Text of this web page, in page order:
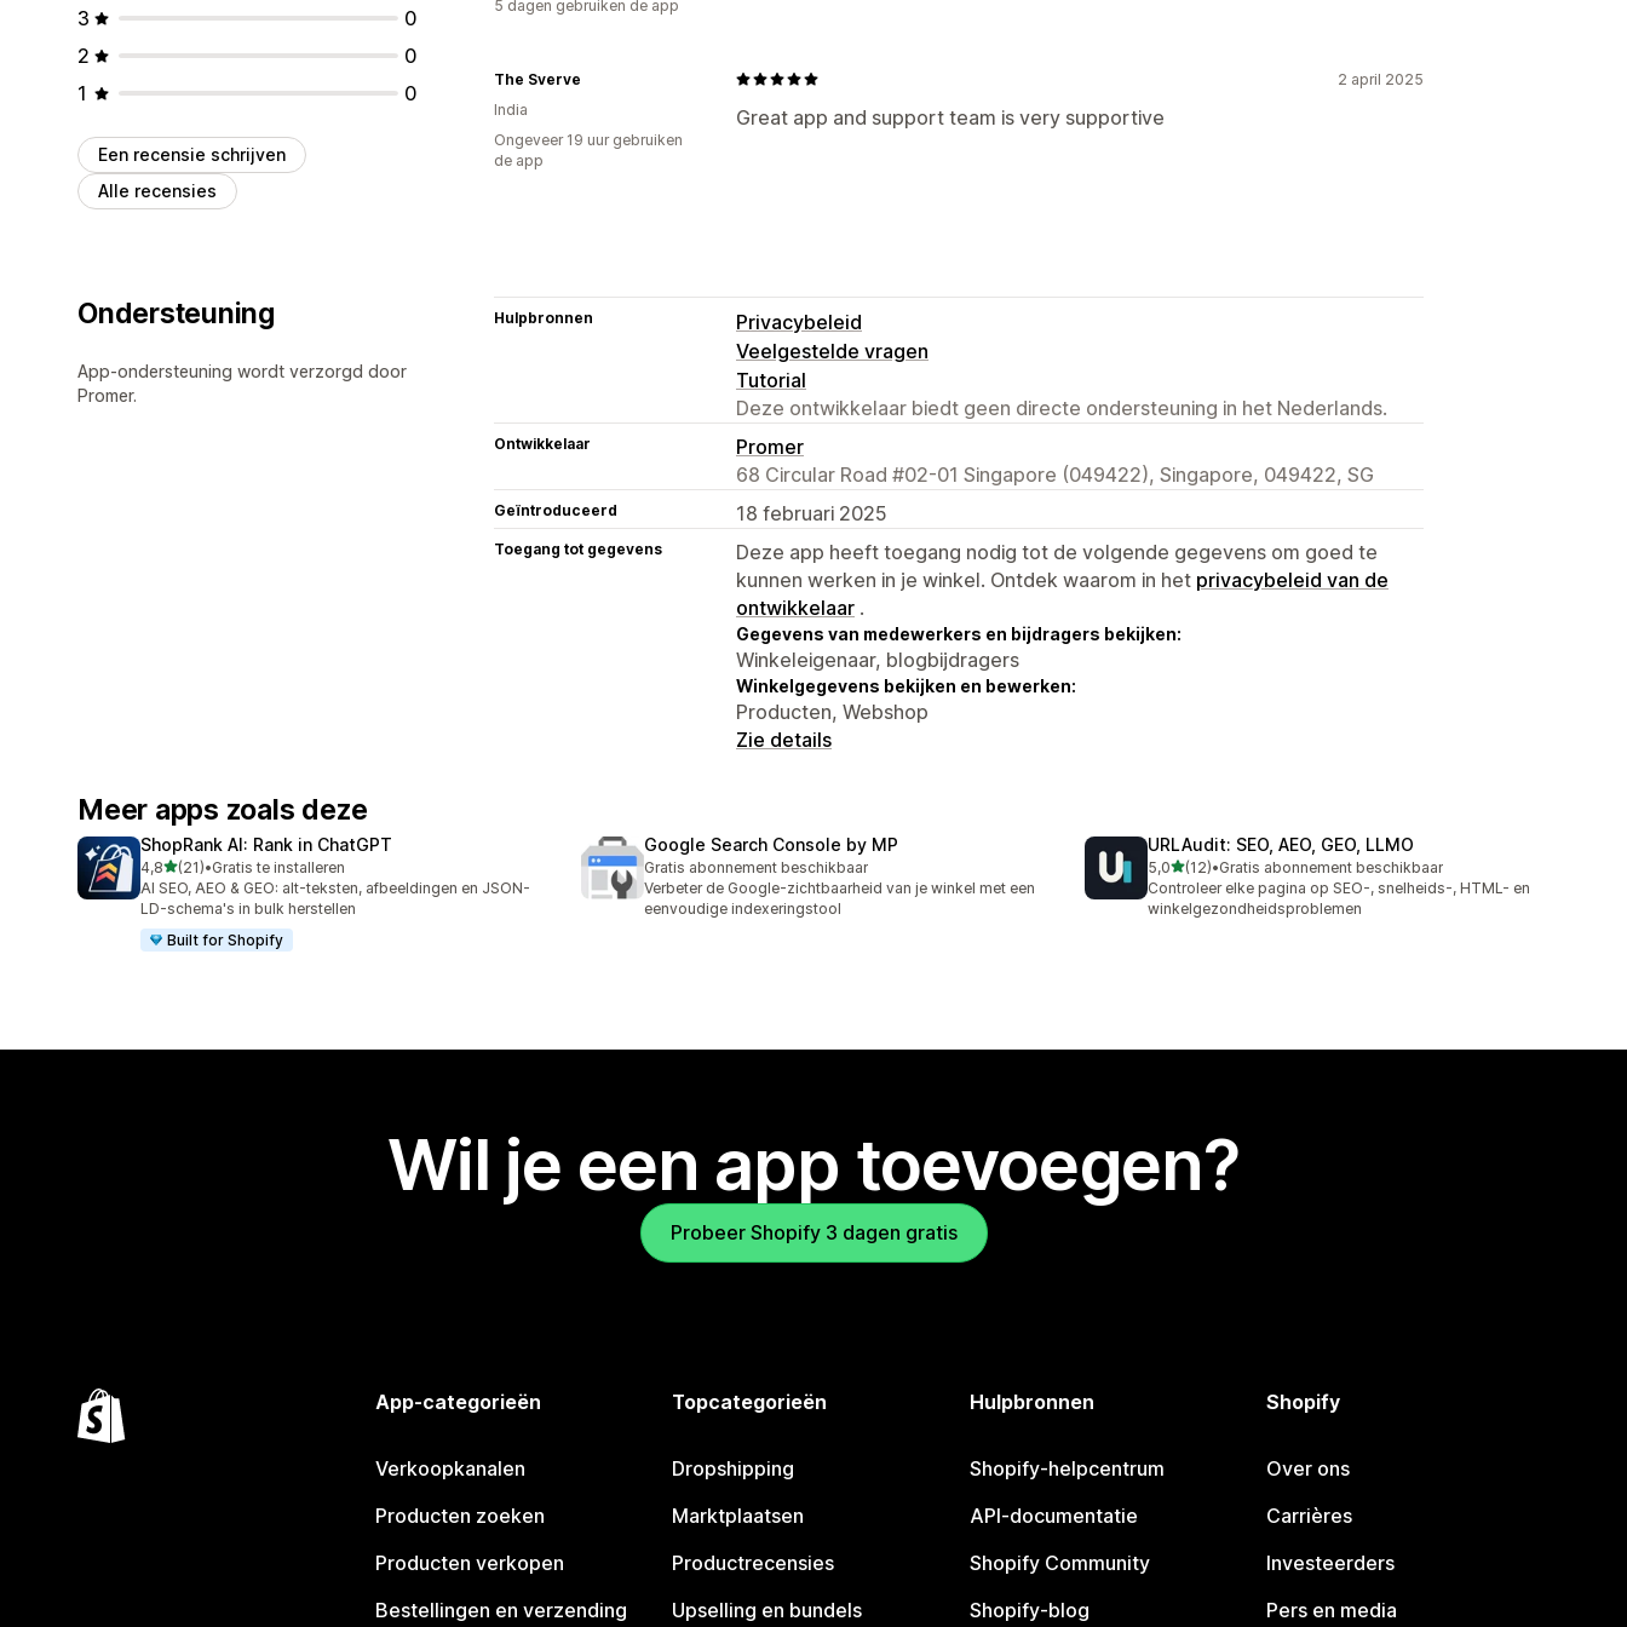
Meldingen
3
0
2
0
1
0
Een recensie schrijven
Alle recensies
5 dagen gebruiken de app
2 april 2025
Great app and support team is very supportive
The Sverve
India
Ongeveer 19 uur gebruiken
de app
Ondersteuning
App-ondersteuning wordt verzorgd door
Promer.
Hulpbronnen
Privacybeleid
Veelgestelde vragen
Tutorial
Deze ontwikkelaar biedt geen directe ondersteuning in het Nederlands.
Ontwikkelaar
Promer
68 Circular Road #02-01 Singapore (049422), Singapore, 049422, SG
Geïntroduceerd 18 februari 2025
Toegang tot gegevens
Deze app heeft toegang nodig tot de volgende gegevens om goed te
kunnen werken in je winkel. Ontdek waarom in het privacybeleid van de
ontwikkelaar .
Gegevens van medewerkers en bijdragers bekijken:
Winkeleigenaar, blogbijdragers
Winkelgegevens bekijken en bewerken:
Producten, Webshop
Zie details
Meer apps zoals deze
ShopRank AI: Rank in ChatGPT
4,8van 5 sterren
(21)
21 recensies in totaal
•Gratis te installeren
AI SEO, AEO & GEO: alt-teksten, afbeeldingen en JSON-
LD-schema's in bulk herstellen
Built for Shopify
Google Search Console by MP
Gratis abonnement beschikbaar
Verbeter de Google-zichtbaarheid van je winkel met een
eenvoudige indexeringstool
URLAudit: SEO, AEO, GEO, LLMO
5,0van 5 sterren
(12)
12 recensies in totaal
•Gratis abonnement beschikbaar
Controleer elke pagina op SEO-, snelheids-, HTML- en
winkelgezondheidsproblemen
Wil je een app toevoegen?
Probeer Shopify 3 dagen gratis
App-categorieën
Verkoopkanalen
Producten zoeken
Producten verkopen
Bestellingen en verzending
Topcategorieën
Dropshipping
Marktplaatsen
Productrecensies
Upselling en bundels
Hulpbronnen
Shopify-helpcentrum
API-documentatie
Shopify Community
Shopify-blog
Shopify
Over ons
Carrières
Investeerders
Pers en media